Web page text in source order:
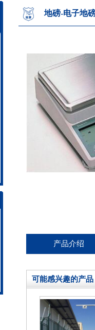
地磅-电子地
产品介绍
可能感兴趣的产品